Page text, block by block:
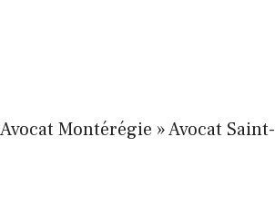
Avocat Montérégie »Avocat